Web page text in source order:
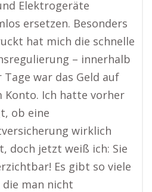
Elektrogeräte
ersetzen. Besonders
hat mich die schnelle
– innerhalb
Tage war das Geld auf
Konto. Ich hatte vorher
ob eine
wirklich
doch jetzt weiß ich: Sie
Es gibt so viele
die man nicht